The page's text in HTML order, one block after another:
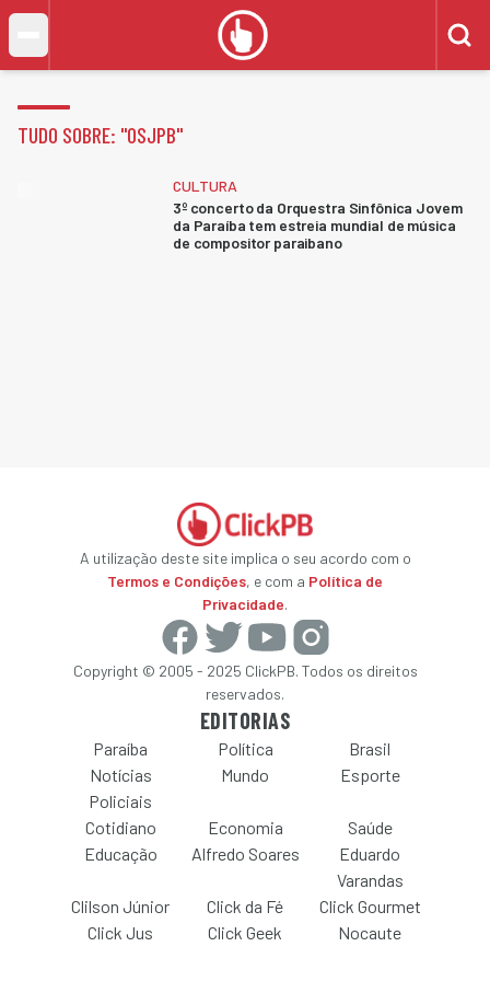
TUDO SOBRE: "OSJPB"
CULTURA
3º concerto da Orquestra Sinfônica Jovem
da Paraíba tem estreia mundial de música
de compositor paraibano
A utilização deste site implica o seu acordo com o
Termos e Condições, e com a Política de
Privacidade.
Copyright © 2005 - 2025 ClickPB. Todos os direitos
reservados.
EDITORIAS
Paraíba Política
Brasil
Notícias
Policiais
Mundo Esporte
Cotidiano Economia
Saúde
Educação
Alfredo Soares
Eduardo
Varandas
Clilson Júnior
Click da Fé
Click Gourmet
Click Jus
Click Geek Nocaute